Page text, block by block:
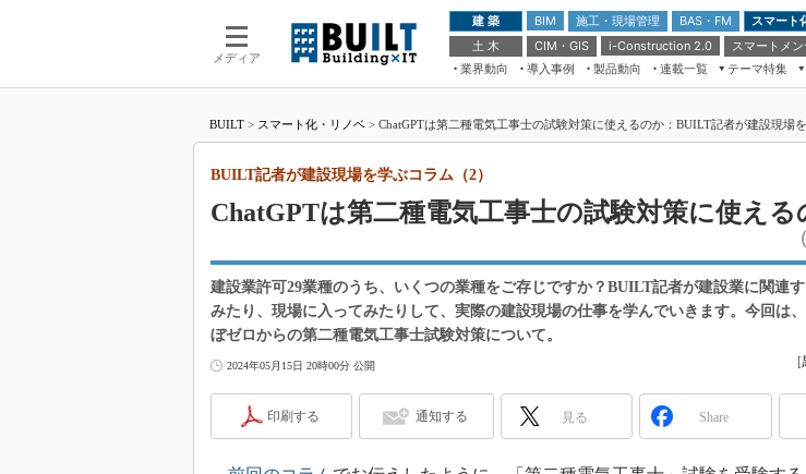
メディア
建 築 BIM 施工・現場管理 BAS・FM
スマート
土 木
CIM・GIS i-Construction 2.0
スマートメ
業界動向
導入事例 製品動向 連載一覧
テーマ特集
ドローンがもたらす建設業界の“ゲー
ムチェンジ” Ver.2.0
“Society5.0”時代のスマートビル
第8回 国際 建設・測量展
築・土木・不動産の先端技術展－
メンテナンス・レジリエンスOSAKA
2020
BUILT > スマート化・リノベ > ChatGPTは第二種電気工事士の試験対策に使えるのか：BUILT記者が建設現場
ChatGPTは第二種電気工事士の試験対策に使える
BUILT記者が建設現場を学ぶコラム（2）
建設業許可29業種のうち、いくつの業種をご存じですか？BUILT記者が建設業に関連
みたり、現場に入ってみたりして、実際の建設現場の仕事を学んでいきます。今回は
ぼゼロからの第二種電気工事士試験対策について。
2024年05月15日 20時00分 公開 [
印刷する 通知する 見る Share